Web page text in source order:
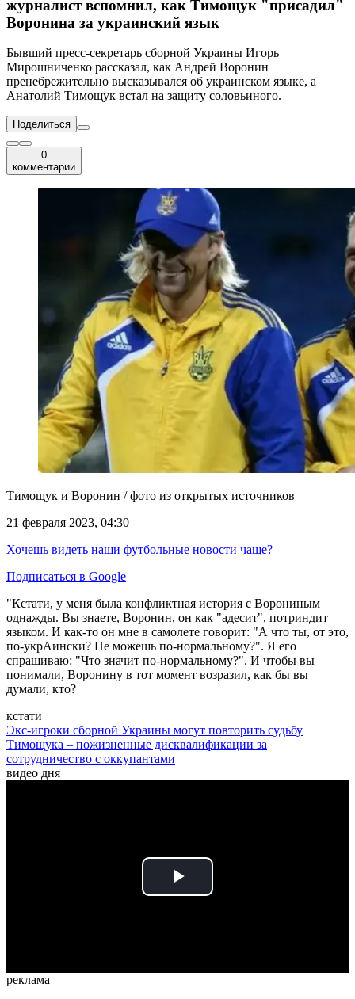
журналист вспомнил, как Тимощук "присадил"
Воронина за украинский язык
Бывший пресс-секретарь сборной Украины Игорь
Мирошниченко рассказал, как Андрей Воронин
пренебрежительно высказывался об украинском языке, а
Анатолий Тимощук встал на защиту соловьиного.
Поделиться
0
комментарии
Тимощук и Воронин / фото из открытых источников
21 февраля 2023, 04:30
Хочешь видеть наши футбольные новости чаще?
Подписаться в Google
"Кстати, у меня была конфликтная история с Ворониным
однажды. Вы знаете, Воронин, он как "адесит", потриндит
языком. И как-то он мне в самолете говорит: "А что ты, от это,
по-укрАински? Не можешь по-нормальному?". Я его
спрашиваю: "Что значит по-нормальному?". И чтобы вы
понимали, Воронину в тот момент возразил, как бы вы
думали, кто?
кстати
Экс-игроки сборной Украины могут повторить судьбу
Тимощука – пожизненные дисквалификации за
сотрудничество с оккупантами
видео дня
Play
реклама